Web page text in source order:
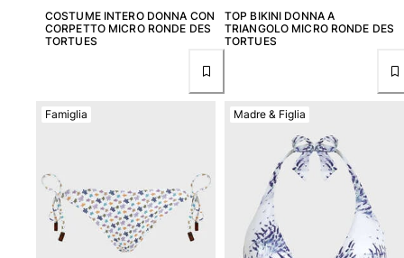
Taglie forti
Vedi tutti i Taglie forti
Vedi tutti i Donna
Bikinis
Intero
COSTUME INTERO DONNA CON
CORPETTO MICRO RONDE DES
TORTUES
TOP BIKINI DONNA A
TRIANGOLO MICRO RONDE DES
TORTUES
Famiglia Madre & Figlia